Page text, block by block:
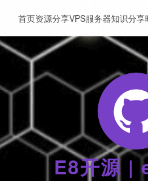
E8开源 |
首页资源分享VPS服务器知识分享